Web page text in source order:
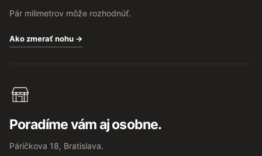
Pár milimetrov môže rozhodnúť.
Ako zmerať nohu →
Poradíme vám aj osobne.
Páričkova 18, Bratislava.